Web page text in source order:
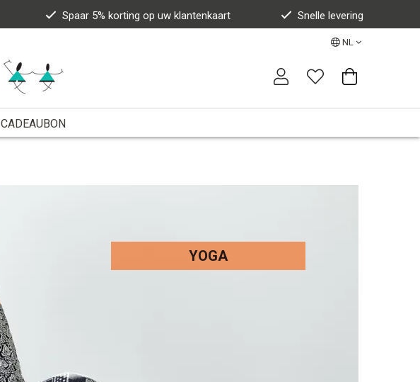
Spaar 5% korting op uw klantenkaart Snelle levering
NL
CADEAUBON
YOGA